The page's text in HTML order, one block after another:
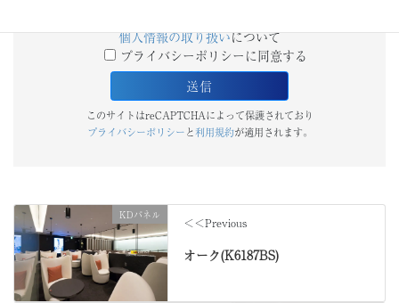
個人情報の取り扱いについて
プライバシーポリシーに同意する
このサイトはreCAPTCHAによって保護されており
プライバシーポリシーと利用規約が適用されます。
KDパネル
＜＜Previous
オーク(K6187BS)